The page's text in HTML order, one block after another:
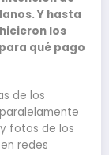
Y hasta
los
qué pago
de los
fotos de los
redes